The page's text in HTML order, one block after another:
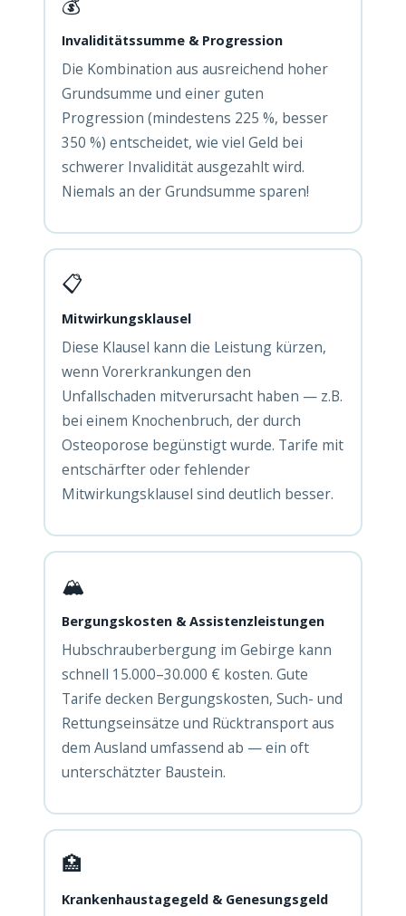
Invaliditätssumme & Progression
Die Kombination aus ausreichend hoher
Grundsumme und einer guten
Progression (mindestens 225 %, besser
350 %) entscheidet, wie viel Geld bei
schwerer Invalidität ausgezahlt wird.
Niemals an der Grundsumme sparen!
📋
Mitwirkungsklausel
Diese Klausel kann die Leistung kürzen,
wenn Vorerkrankungen den
Unfallschaden mitverursacht haben — z.B.
bei einem Knochenbruch, der durch
Osteoporose begünstigt wurde. Tarife mit
entschärfter oder fehlender
Mitwirkungsklausel sind deutlich besser.
🏔️
Bergungskosten & Assistenzleistungen
Hubschrauberbergung im Gebirge kann
schnell 15.000–30.000 € kosten. Gute
Tarife decken Bergungskosten, Such- und
Rettungseinsätze und Rücktransport aus
dem Ausland umfassend ab — ein oft
unterschätzter Baustein.
🏥
Krankenhaustagegeld & Genesungsgeld